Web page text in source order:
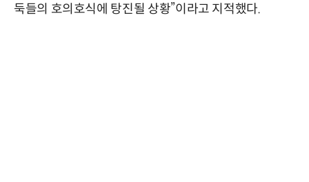
둑들의 호의호식에 탕진될 상황”이라고 지적했다.